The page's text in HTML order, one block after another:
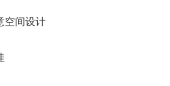
空间设计